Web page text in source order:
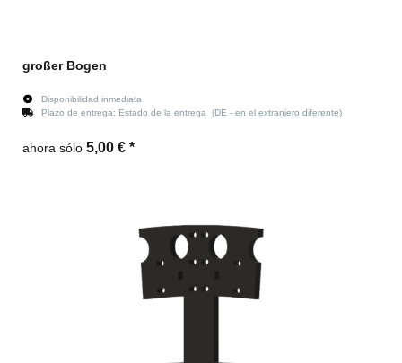
großer Bogen
Disponibilidad inmediata
Plazo de entrega: Estado de la entrega (DE - en el extranjero diferente)
ahora sólo 5,00 € *